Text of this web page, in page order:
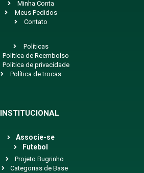
Minha Conta
Meus Pedidos
Contato
Políticas
Política de Reembolso
Política de privacidade
Política de trocas
INSTITUCIONAL
Associe-se
Futebol
Projeto Bugrinho
Categorias de Base